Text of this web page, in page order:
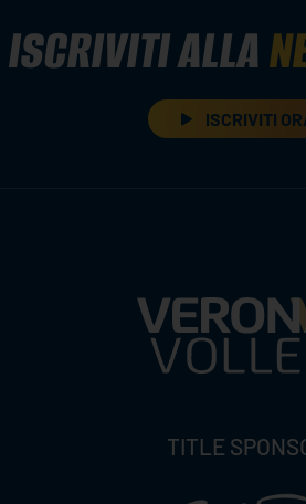
ISCRIVITI ALLA
ISCRIVITI
TITLE